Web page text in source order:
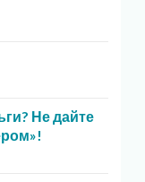
Не дайте